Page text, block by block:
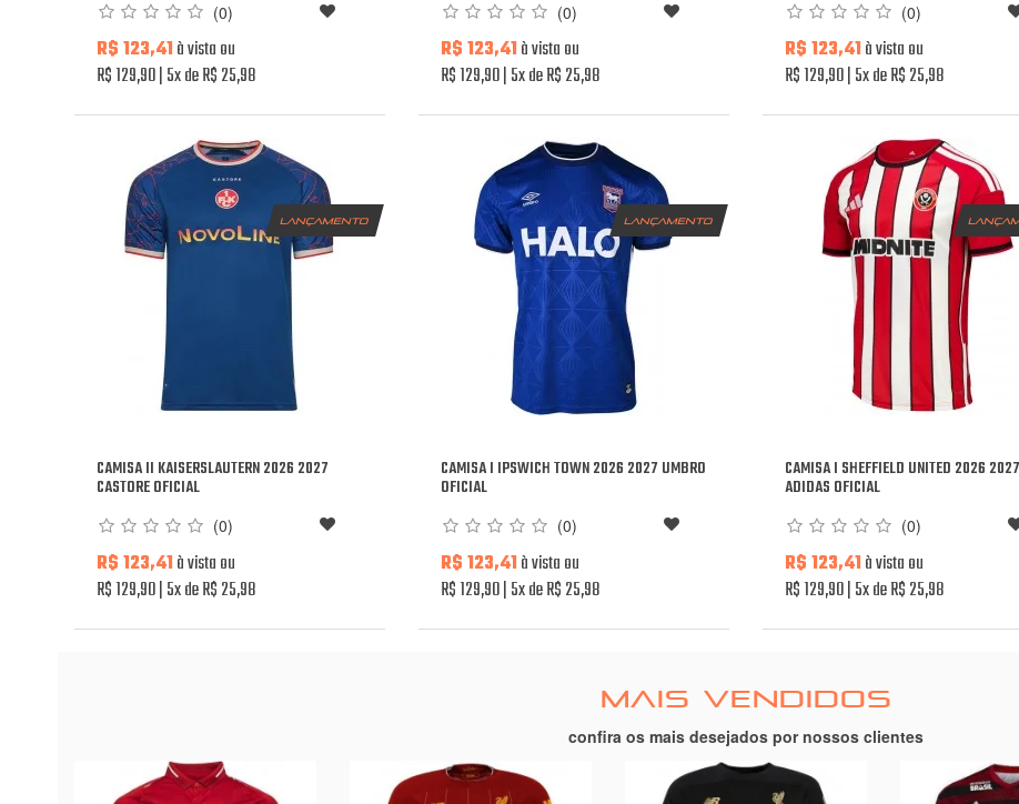
(0)
R$ 123,41à vista ou
R$ 129,90 5x de R$ 25,98
(0)
R$ 123,41à vista ou
R$ 129,90 5x de R$ 25,98
(0)
R$ 123,41à vista ou
R$ 129,90 5x de R$ 25,98
CAMISA II KAISERSLAUTERN 2026 2027
CASTORE OFICIAL
(0)
lançamento
R$ 123,41à vista ou
R$ 129,90 5x de R$ 25,98
CAMISA I IPSWICH TOWN 2026 2027 UMBRO
OFICIAL
(0)
lançamento
R$ 123,41à vista ou
R$ 129,90 5x de R$ 25,98
CAMISA I SHEFFIELD UNITED 2026 2027
ADIDAS OFICIAL
(0)
R$ 123,41à vista ou
R$ 129,90 5x de R$ 25,98
MAIS VENDIDOS
confira os mais desejados por nossos clientes